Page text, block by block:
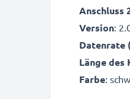
Anschluss
Version:
Datenrate
Länge des
Farbe: